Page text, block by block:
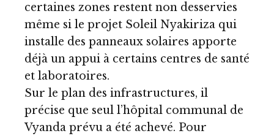
certaines zones restent non desservies
même si le projet Soleil Nyakiriza qui
installe des panneaux solaires apporte
déjà un appui à certains centres de santé
et laboratoires.
Sur le plan des infrastructures, il
précise que seul l’hôpital communal de
Vyanda prévu a été achevé. Pour